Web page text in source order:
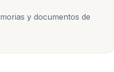
y documentos de